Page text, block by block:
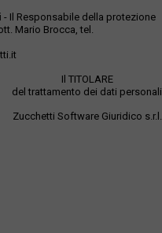
- Il Responsabile della protezione
Mario Brocca, tel.
Il TITOLARE
del trattamento dei dati personali
Zucchetti Software Giuridico s.r.l.